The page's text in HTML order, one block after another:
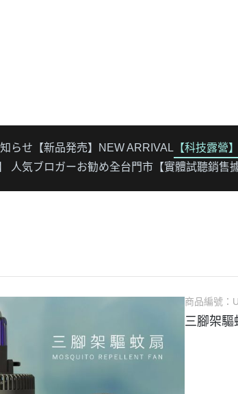
らせ 【新品発売】NEW ARRIVAL 【科技露營
人気ブロガーお勧め全台門市【實體試聽銷售據
商品編號：
三腳架驅